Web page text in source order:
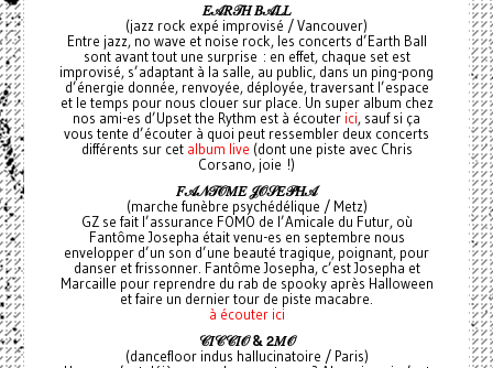
𝐸𝒜𝑅𝒯𝐻𝐵𝒜𝐿𝐿
(jazz rock expé improvisé / Vancouver)
Entre jazz, no wave et noise rock, les concerts d’Earth Ball
sont avant tout une surprise : en effet, chaque set est
improvisé, s’adaptant à la salle, au public, dans un ping-pong
d’énergie donnée, renvoyée, déployée, traversant l’espace
et le temps pour nous clouer sur place. Un super album chez
nos ami-es d’Upset the Rythm est à écouter ici, sauf si ça
vous tente d’écouter à quoi peut ressembler deux concerts
différents sur cet album live (dont une piste avec Chris
Corsano, joie !)
𝐹𝒜𝒩𝒯𝒪𝑀𝐸𝒥𝒪𝒮𝐸𝒫𝐻𝒜
(marche funèbre psychédélique / Metz)
GZ se fait l’assurance FOMO de l’Amicale du Futur, où
Fantôme Josepha était venu-es en septembre nous
envelopper d’un son d’une beauté tragique, poignant, pour
danser et frissonner. Fantôme Josepha, c’est Josepha et
Marcaille pour reprendre du rab de spooky après Halloween
et faire un dernier tour de piste macabre.
à écouter ici
𝒞𝐼𝒞𝒞𝐼𝒪 &𝟤𝑀𝒪
(dancefloor indus hallucinatoire / Paris)